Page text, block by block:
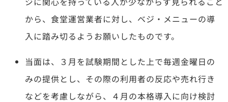
から、食堂運営業者に対し、ベジ・メニューの導
入に踏み切るようお願いしたものです。
当面は、３月を試験期間とした上で毎週金曜日の
みの提供とし、その際の利用者の反応や売れ行き
などを考慮しながら、４月の本格導入に向け検討